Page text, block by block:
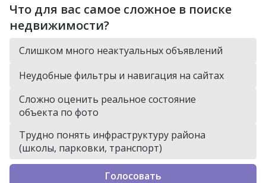
Что для вас самое сложное в поиске
недвижимости?
Слишком много неактуальных объявлений
Неудобные фильтры и навигация на сайтах
Сложно оценить реальное состояние
объекта по фото
Трудно понять инфраструктуру района
(школы, парковки, транспорт)
Голосовать